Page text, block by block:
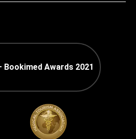
Bookimed Awards 2021